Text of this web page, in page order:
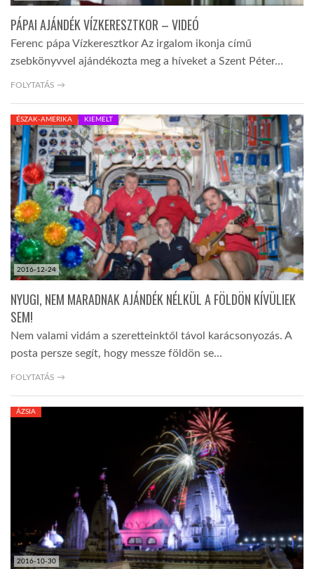
PÁPAI AJÁNDÉK VÍZKERESZTKOR – VIDEÓ
Ferenc pápa Vízkeresztkor Az irgalom ikonja című
zsebkönyvvel ajándékozta meg a híveket a Szent Péter…
FOLYTATÁS →
2016-12-24
ÉSZAK-AMERIKA KIEMELT
NYUGI, NEM MARADNAK AJÁNDÉK NÉLKÜL A FÖLDÖN KÍVÜLIEK
SEM!
Nem valami vidám a szeretteinktől távol karácsonyozás. A
posta persze segít, hogy messze földön se…
FOLYTATÁS →
2016-10-30
ÁZSIA